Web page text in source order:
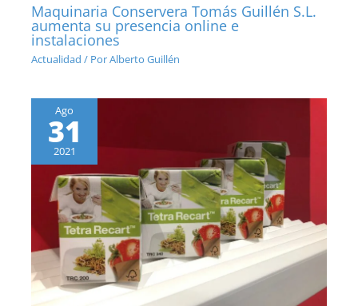
Maquinaria Conservera Tomás Guillén S.L.
aumenta su presencia online e
instalaciones
Actualidad / PorAlberto Guillén
Ago
31
2021